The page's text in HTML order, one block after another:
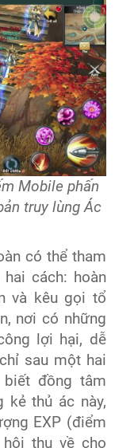
Mobile phấn
truy lùng Ác
có thể tham
cách: hoàn
và kêu gọi tổ
nơi có những
lợi hại, dễ
sau một hai
biết đồng tâm
kẻ thủ ác này,
EXP (điểm
thu về cho